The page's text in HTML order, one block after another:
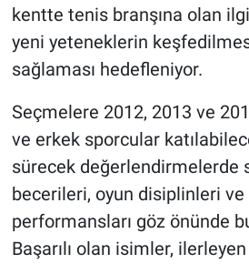
kentte tenis branşına olan
yeni yeteneklerin
sağlaması hedefleniyor.
Seçmelere 2012, 2013 ve
ve erkek sporcular
sürecek değerlendirmelerde
becerileri, oyun disiplinleri
performansları göz önünde
Başarılı olan isimler,